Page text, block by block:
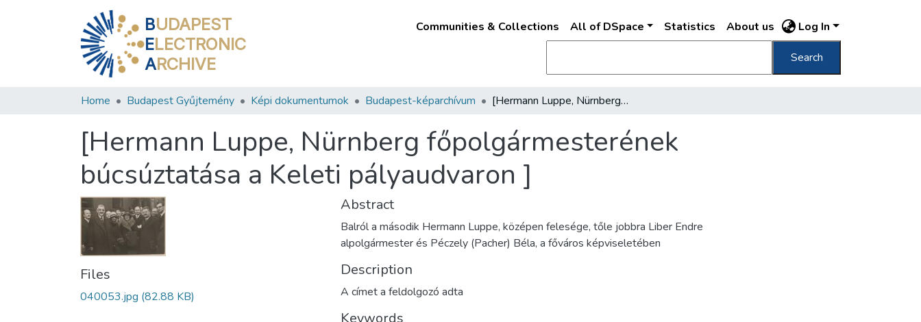
BUDAPEST
ELECTRONIC
ARCHIVE
Communities & Collections All of DSpace Statistics About us Log In
Search
Home Budapest Gyűjtemény Képi dokumentumok Budapest-képarchívum [Hermann Luppe, Nürnberg főpolgármesterének búcsúztatása a Keleti pályaudvaron ]
[Hermann Luppe, Nürnberg főpolgármesterének
búcsúztatása a Keleti pályaudvaron ]
Files
040053.jpg (82.88 KB)
Abstract
Balról a második Hermann Luppe, középen felesége, tőle jobbra Liber Endre
alpolgármester és Péczely (Pacher) Béla, a főváros képviseletében
Description
A címet a feldolgozó adta
Keywords